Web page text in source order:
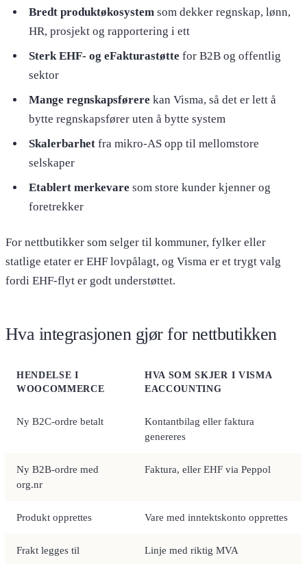
Bredt produktøkosystem som dekker regnskap, lønn,
HR, prosjekt og rapportering i ett
Sterk EHF- og eFakturastøtte for B2B og offentlig
sektor
Mange regnskapsførere kan Visma, så det er lett å
bytte regnskapsfører uten å bytte system
Skalerbarhet fra mikro-AS opp til mellomstore
selskaper
Etablert merkevare som store kunder kjenner og
foretrekker
For nettbutikker som selger til kommuner, fylker eller
statlige etater er EHF lovpålagt, og Visma er et trygt valg
fordi EHF-flyt er godt understøttet.
Hva integrasjonen gjør for nettbutikken
HENDELSE I
WOOCOMMERCE
HVA SOM SKJER I VISMA
EACCOUNTING
Ny B2C-ordre betalt
Kontantbilag eller faktura
genereres
Ny B2B-ordre med
org.nr
Faktura, eller EHF via Peppol
Produkt opprettes Vare med inntektskonto opprettes
Frakt legges til Linje med riktig MVA